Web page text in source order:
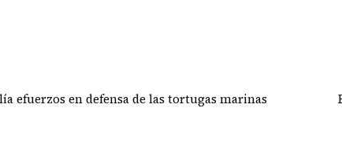
en defensa de las tortugas marinas